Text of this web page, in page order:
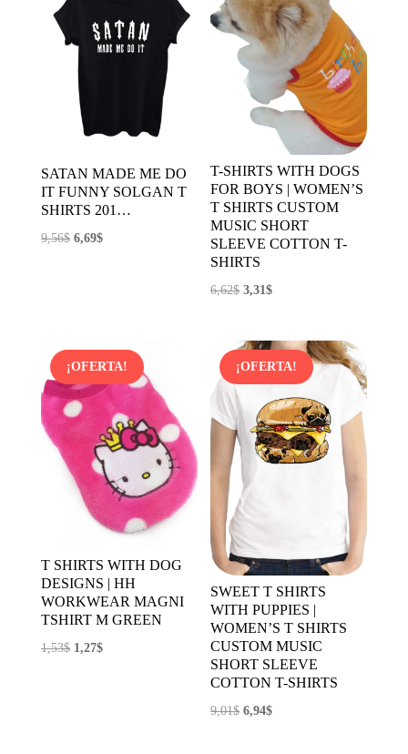
SATAN MADE ME DO
IT FUNNY SOLGAN T
SHIRTS 201…
9,56$ El
6,69$El
T-SHIRTS WITH DOGS
FOR BOYS | WOMEN’S
T SHIRTS CUSTOM
MUSIC SHORT
SLEEVE COTTON T-
SHIRTS
6,62$ El
era:
6,62$.
3,31$El
es:
3,31$.
¡OFERTA!
T SHIRTS WITH DOG
DESIGNS | HH
WORKWEAR MAGNI
TSHIRT M GREEN
1,53$ El1,27$El
¡OFERTA!
SWEET T SHIRTS
WITH PUPPIES |
WOMEN’S T SHIRTS
CUSTOM MUSIC
SHORT SLEEVE
COTTON T-SHIRTS
9,01$ El
6,94$El